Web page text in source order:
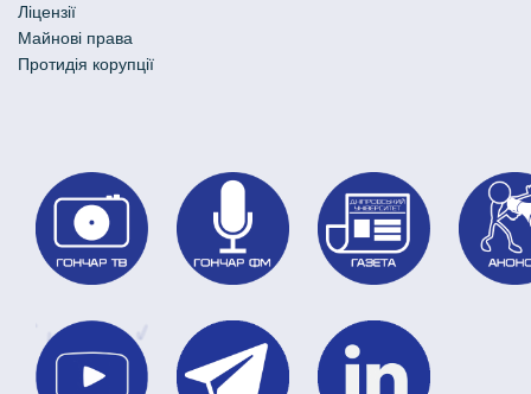
Ліцензії
Майнові права
Протидія корупції